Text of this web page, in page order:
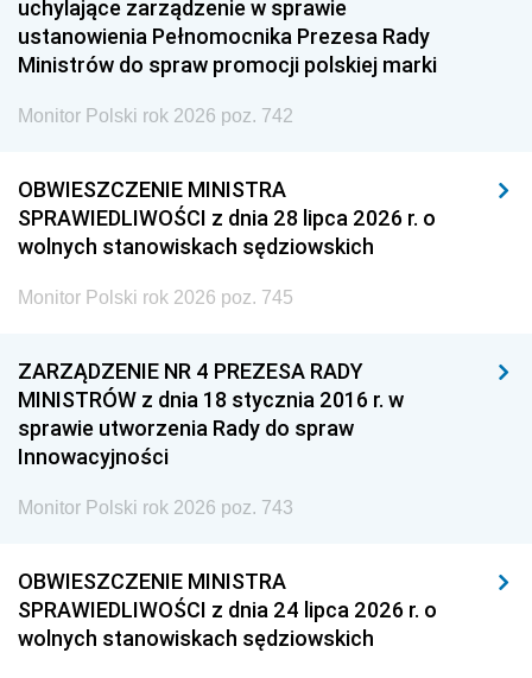
uchylające zarządzenie w sprawie
ustanowienia Pełnomocnika Prezesa Rady
Ministrów do spraw promocji polskiej marki
Monitor Polski rok 2026 poz. 742
OBWIESZCZENIE MINISTRA
SPRAWIEDLIWOŚCI z dnia 28 lipca 2026 r. o
wolnych stanowiskach sędziowskich
Monitor Polski rok 2026 poz. 745
ZARZĄDZENIE NR 4 PREZESA RADY
MINISTRÓW z dnia 18 stycznia 2016 r. w
sprawie utworzenia Rady do spraw
Innowacyjności
Monitor Polski rok 2026 poz. 743
OBWIESZCZENIE MINISTRA
SPRAWIEDLIWOŚCI z dnia 24 lipca 2026 r. o
wolnych stanowiskach sędziowskich